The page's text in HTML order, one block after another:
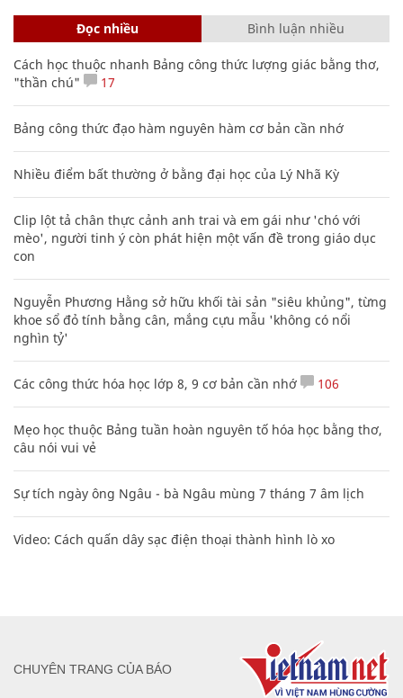
Đọc nhiều Bình luận nhiều
Cách học thuộc nhanh Bảng công thức lượng giác bằng thơ,
"thần chú"
17
Bảng công thức đạo hàm nguyên hàm cơ bản cần nhớ
Nhiều điểm bất thường ở bằng đại học của Lý Nhã Kỳ
Clip lột tả chân thực cảnh anh trai và em gái như 'chó với
mèo', người tinh ý còn phát hiện một vấn đề trong giáo dục
con
Nguyễn Phương Hằng sở hữu khối tài sản "siêu khủng", từng
khoe sổ đỏ tính bằng cân, mắng cựu mẫu 'không có nổi
nghìn tỷ'
Các công thức hóa học lớp 8, 9 cơ bản cần nhớ 106
Mẹo học thuộc Bảng tuần hoàn nguyên tố hóa học bằng thơ,
câu nói vui vẻ
Sự tích ngày ông Ngâu - bà Ngâu mùng 7 tháng 7 âm lịch
Video: Cách quấn dây sạc điện thoại thành hình lò xo
CHUYÊN TRANG CỦA BÁO